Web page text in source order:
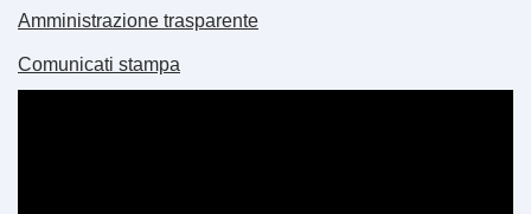
Amministrazione trasparente
Comunicati stampa